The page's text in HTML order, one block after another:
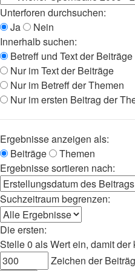
Unterforen durchsuchen:
Ja
Nein
Innerhalb suchen:
Betreff und Text der Beiträge
Nur im Text der Beiträge
Nur im Betreff der Themen
Nur im ersten Beitrag der
Ergebnisse anzeigen als:
Beiträge
Themen
Ergebnisse sortieren nach:
Suchzeitraum begrenzen:
Die ersten:
Stelle 0 als Wert ein, damit
Zeichen der